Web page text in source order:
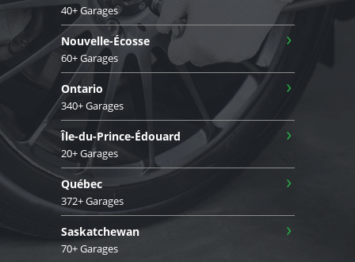
40+ Garages
Nouvelle-Écosse
60+ Garages
›
Ontario
340+ Garages
›
Île-du-Prince-Édouard
20+ Garages
›
Québec
372+ Garages
›
Saskatchewan
70+ Garages
›